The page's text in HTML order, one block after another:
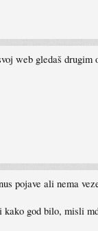
web gledaš
pojave ali nema
god bilo, misli